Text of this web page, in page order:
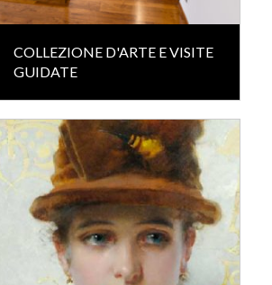
COLLEZIONE D'ARTE E VISITE
GUIDATE